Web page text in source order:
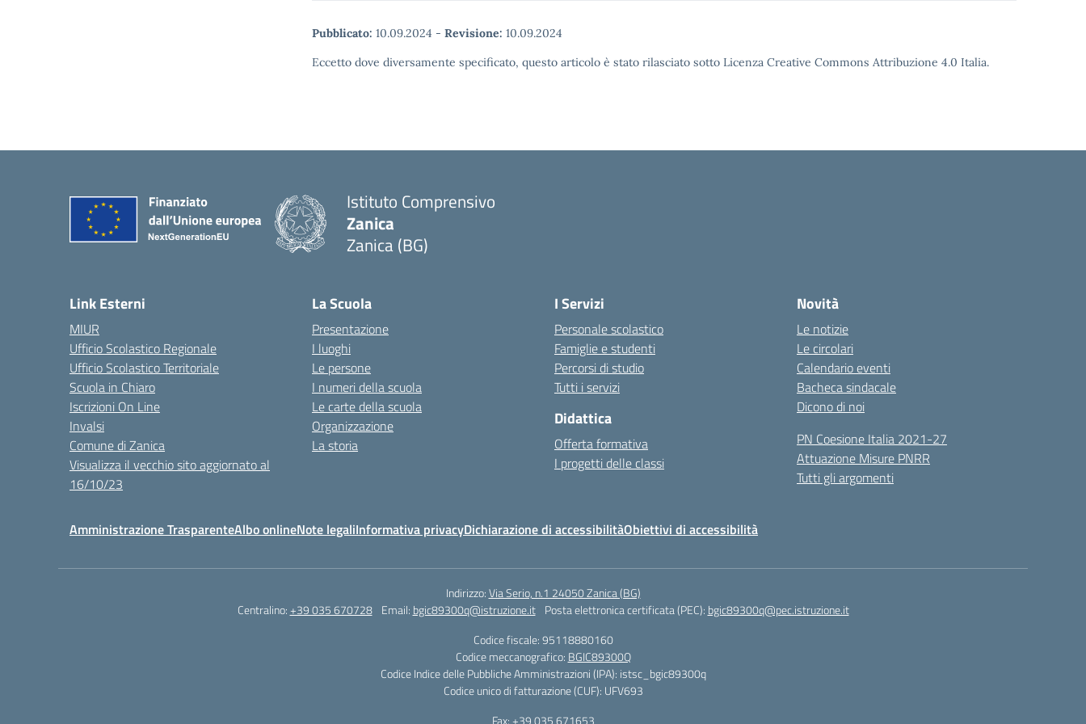
Pubblicato: 10.09.2024 - Revisione: 10.09.2024
Eccetto dove diversamente specificato, questo articolo è stato rilasciato sotto Licenza Creative Commons Attribuzione 4.0 Italia.
Istituto Comprensivo
Zanica
Zanica (BG)
Link Esterni
MIUR
Ufficio Scolastico Regionale
Ufficio Scolastico Territoriale
Scuola in Chiaro
Iscrizioni On Line
Invalsi
Comune di Zanica
Visualizza il vecchio sito aggiornato al
16/10/23
La Scuola
Presentazione
I luoghi
Le persone
I numeri della scuola
Le carte della scuola
Organizzazione
La storia
I Servizi
Personale scolastico
Famiglie e studenti
Percorsi di studio
Tutti i servizi
Didattica
Offerta formativa
I progetti delle classi
Novità
Le notizie
Le circolari
Calendario eventi
Bacheca sindacale
Dicono di noi
PN Coesione Italia 2021-27
Attuazione Misure PNRR
Tutti gli argomenti
Amministrazione TrasparenteAlbo onlineNote legaliInformativa privacyDichiarazione di accessibilitàObiettivi di accessibilità
Indirizzo:Via Serio, n.1 24050 Zanica (BG)
Centralino:+39 035 670728 Email: bgic89300q@istruzione.it Posta elettronica certificata (PEC): bgic89300q@pec.istruzione.it
Codice fiscale: 95118880160
Codice meccanografico: BGIC89300Q
Codice Indice delle Pubbliche Amministrazioni (IPA): istsc_bgic89300q
Codice unico di fatturazione (CUF): UFV693
Fax: +39 035 671653